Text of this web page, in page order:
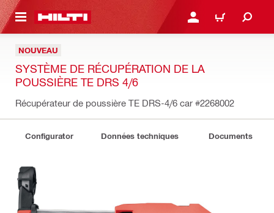
SE CONNECTER OU
PANIER
NOUVEAU
SYSTÈME DE RÉCUPÉRATION DE LA
POUSSIÈRE TE DRS 4/6
Récupérateur de poussière TE DRS-4/6 car #2268002
Configurator Données techniques Documents